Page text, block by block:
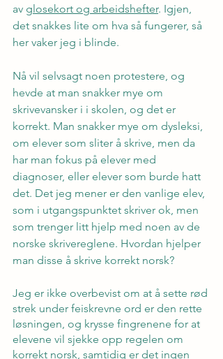
av glosekort og arbeidshefter. Igjen,
det snakkes lite om hva så fungerer, så
her vaker jeg i blinde.
Nå vil selvsagt noen protestere, og
hevde at man snakker mye om
skrivevansker i i skolen, og det er
korrekt. Man snakker mye om dysleksi,
om elever som sliter å skrive, men da
har man fokus på elever med
diagnoser, eller elever som burde hatt
det. Det jeg mener er den vanlige elev,
som i utgangspunktet skriver ok, men
som trenger litt hjelp med noen av de
norske skrivereglene. Hvordan hjelper
man disse å skrive korrekt norsk?
Jeg er ikke overbevist om at å sette rød
strek under feiskrevne ord er den rette
løsningen, og krysse fingrenene for at
elevene vil sjekke opp regelen om
korrekt norsk, samtidig er det ingen